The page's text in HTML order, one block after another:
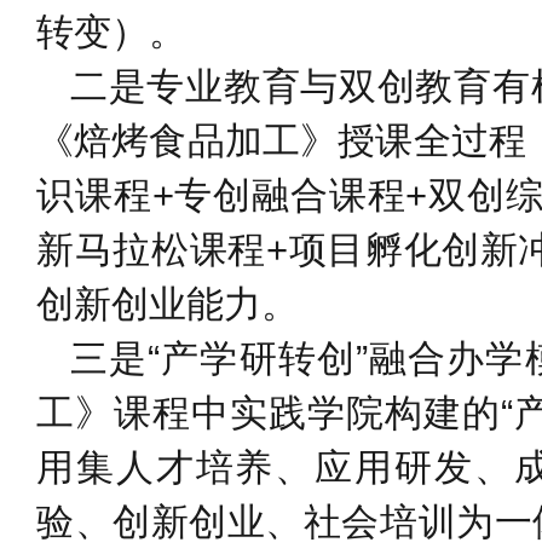
转变）。
二是专业教育与双创教育
《焙烤食品加工》授课全过
识课程+专创融合课程+双创
新马拉松课程+项目孵化创新
创新创业能力。
三是“产学研转创”融合办
工》课程中实践学院构建的“
用集人才培养、应用研发、
验、创新创业、社会培训为